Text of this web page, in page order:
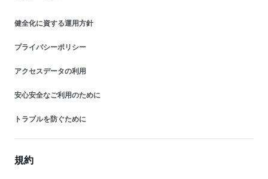
健全化に資する運用方針
プライバシーポリシー
アクセスデータの利用
安心安全なご利用のために
トラブルを防ぐために
規約